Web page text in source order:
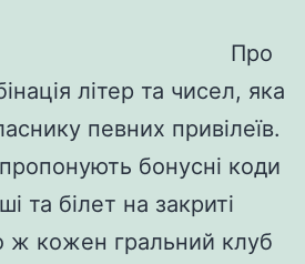
Про
літер та чисел, яка
певних привілеїв.
бонусні коди
та білет на закриті
ж кожен гральний клуб